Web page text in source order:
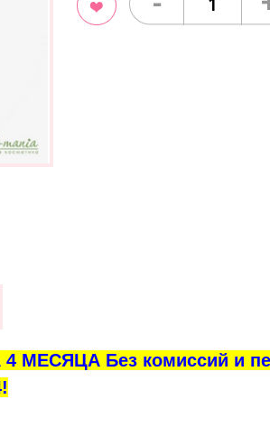
МЕСЯЦА Без комиссий и